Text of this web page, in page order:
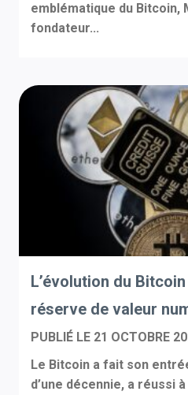
emblématique du Bitcoin,
fondateur...
L’évolution du
réserve de valeur
PUBLIÉ LE 21 OCTOBRE
Le Bitcoin a fait son
d’une décennie, a réussi